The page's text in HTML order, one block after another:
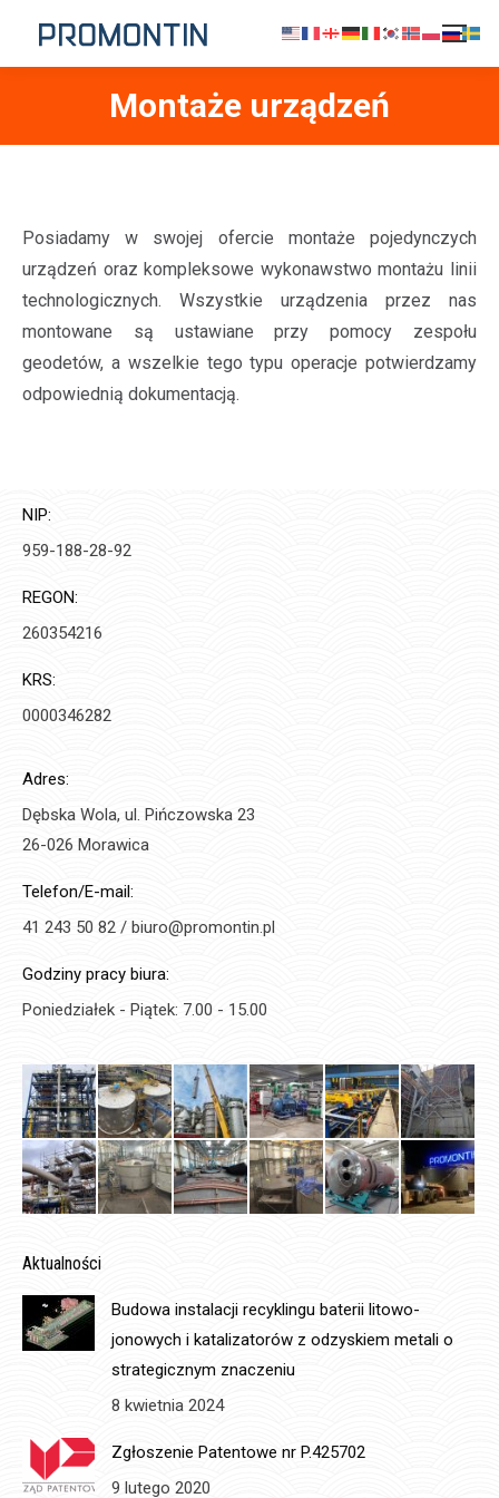
Montaże urządzeń
Jesteś tutaj:
Posiadamy w swojej ofercie montaże pojedynczych
urządzeń oraz kompleksowe wykonawstwo montażu linii
technologicznych. Wszystkie urządzenia przez nas
montowane są ustawiane przy pomocy zespołu
geodetów, a wszelkie tego typu operacje potwierdzamy
odpowiednią dokumentacją.
NIP:
959-188-28-92
REGON:
260354216
KRS:
0000346282
Adres:
Dębska Wola, ul. Pińczowska 23
26-026 Morawica
Telefon/E-mail:
41 243 50 82 / biuro@promontin.pl
Godziny pracy biura:
Poniedziałek - Piątek: 7.00 - 15.00
Aktualności
Budowa instalacji recyklingu baterii litowo-
jonowych i katalizatorów z odzyskiem metali o
strategicznym znaczeniu
8 kwietnia 2024
Zgłoszenie Patentowe nr P.425702
9 lutego 2020